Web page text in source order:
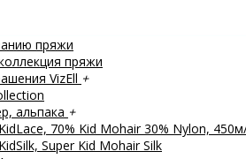
пряжи
пряжи
VizEll +
альпака +
70% Kid Mohair 30% Nylon,
Super Kid Mohair Silk